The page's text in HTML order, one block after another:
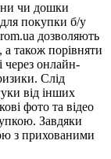
чи дошки
покупки б/у
дозволяють
а також порівняти
через онлайн-
Слід
від інших
фото та відео
Завдяки
з прихованими